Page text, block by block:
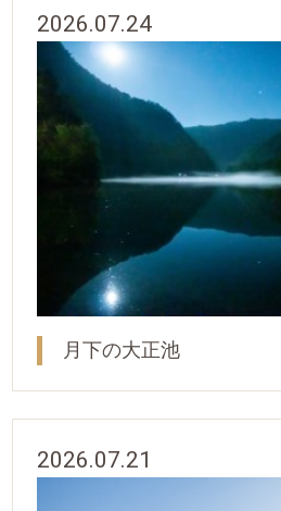
2026.07.24
月下の大正池
2026.07.21